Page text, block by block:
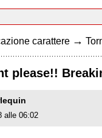
carattere →
please!!
alle 06:02